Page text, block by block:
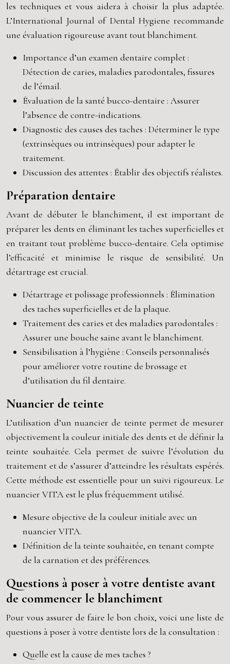
les techniques et vous aidera à choisir la plus adaptée.
L’International Journal of Dental Hygiene recommande
une évaluation rigoureuse avant tout blanchiment.
Importance d’un examen dentaire complet :
Détection de caries, maladies parodontales, fissures
de l’émail.
Évaluation de la santé bucco-dentaire : Assurer
l’absence de contre-indications.
Diagnostic des causes des taches : Déterminer le type
(extrinsèques ou intrinsèques) pour adapter le
traitement.
Discussion des attentes : Établir des objectifs réalistes.
Préparation dentaire
Avant de débuter le blanchiment, il est important de
préparer les dents en éliminant les taches superficielles et
en traitant tout problème bucco-dentaire. Cela optimise
l’efficacité et minimise le risque de sensibilité. Un
détartrage est crucial.
Détartrage et polissage professionnels : Élimination
des taches superficielles et de la plaque.
Traitement des caries et des maladies parodontales :
Assurer une bouche saine avant le blanchiment.
Sensibilisation à l’hygiène : Conseils personnalisés
pour améliorer votre routine de brossage et
d’utilisation du fil dentaire.
Nuancier de teinte
L’utilisation d’un nuancier de teinte permet de mesurer
objectivement la couleur initiale des dents et de définir la
teinte souhaitée. Cela permet de suivre l’évolution du
traitement et de s’assurer d’atteindre les résultats espérés.
Cette méthode est essentielle pour un suivi rigoureux. Le
nuancier VITA est le plus fréquemment utilisé.
Mesure objective de la couleur initiale avec un
nuancier VITA.
Définition de la teinte souhaitée, en tenant compte
de la carnation et des préférences.
Questions à poser à votre dentiste avant
de commencer le blanchiment
Pour vous assurer de faire le bon choix, voici une liste de
questions à poser à votre dentiste lors de la consultation :
Quelle est la cause de mes taches ?